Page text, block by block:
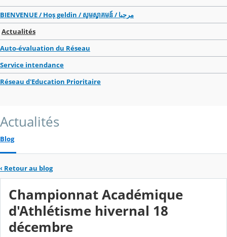
BIENVENUE / Hoş geldin / សូមស្វាគមន៍ / مرحبا
Actualités
Auto-évaluation du Réseau
Service intendance
Réseau d'Education Prioritaire
Actualités
Blog
‹ Retour au blog
Championnat Académique
d'Athlétisme hivernal 18
décembre